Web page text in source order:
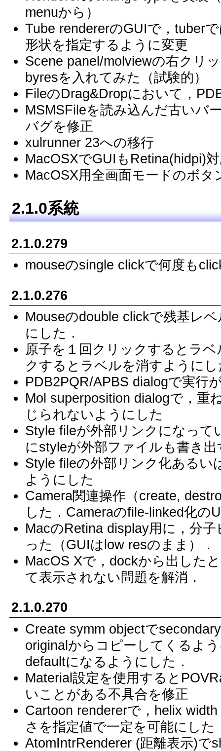
menuから）
Tube rendererのGUIで，tuber
形状を指定するように変更
Scene panel/molviewの右クリ
byresを入れてみた（試験的）
FileのDrag&Dropにおいて，
MSMSFileを読み込んだ古いバ
バグを修正
xulrunner 23への移行
MacOSXでGUIもRetina(hidpi)
MacOSX用全画面モードのボタ
2.1.0系統
2.1.0.279
mouseのsingle clickで何度も
2.1.0.276
Mouseのdouble clickで残基レ
にした．
原子を１回クリックするとラ
クするとラベルを消すように
PDB2PQR/APBS dialogで実行
Mol superposition dialogで，重
じられないようにした
Style fileが外部リンクになって
にstyleが外部ファイルも書き
Style fileの外部リンク化あるい
ようにした
Camera関連操作（create,
した．Cameraのfile-linked化の
MacのRetina display用に，分
った（GUIはlow resのまま）．
MacOS Xで，dockから出した
て表示されない問題を解消．
2.1.0.270
Create symm objectで
originalからコピーしてくるよ
defaultになるようにした．
Material設定を使用すると
いことがある不具合を修正
Cartoon rendererで，helix
さを指定値で一定を可能にした
AtomIntrRenderer (距離表示)で